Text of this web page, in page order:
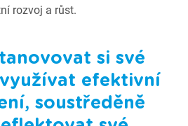
rozvoj a růst.
si své
efektivní
soustředěně